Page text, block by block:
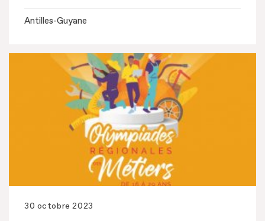
Antilles-Guyane
30 octobre 2023